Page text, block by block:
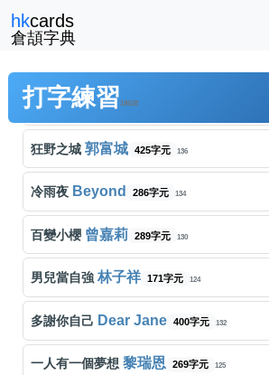
hkcards
倉頡字典
打字練習18628
逝去日子
可惜我是水瓶座楊千嬅
狂野之城 郭富城 425字元 136
冷雨夜 Beyond 286字元 134
百變小櫻 曾嘉莉 289字元 130
男兒當自強 林子祥 171字元 124
多謝你自己 Dear Jane 400字元 132
一人有一個夢想 黎瑞恩 269字元 125